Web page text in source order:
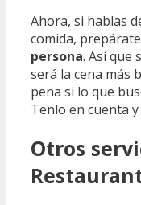
Ahora, si hablas
comida,
persona. Así que
será la cena más
pena si lo que
Tenlo en cuenta y
Otros